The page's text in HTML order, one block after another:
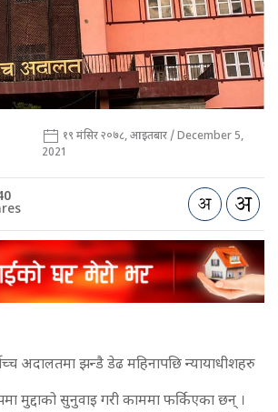
१९ मंसिर २०७८, आइतबार / December 5,
2021
अदालतमा झन्डै डेढ महिनापछि न्यायाधीशहरु
मुद्दाको सुनुवाइ गरी काममा फर्किएका छन् ।